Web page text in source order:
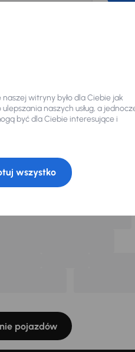
874/15,
pojazdów
witryny było dla Ciebie jak
naszych usług, a
być dla Ciebie interesujące i
wszystko